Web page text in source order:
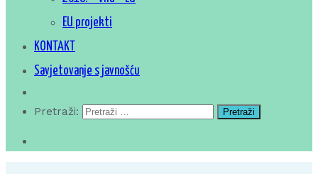
EU projekti
KONTAKT
Savjetovanje s javnošću
Pretraži: